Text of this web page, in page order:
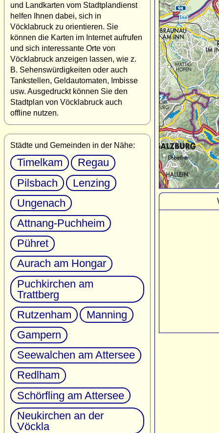
und Landkarten vom Stadtplandienst
helfen Ihnen dabei, sich in
Vöcklabruck zu orientieren. Sie
können die Karten im Internet aufrufen
und sich interessante Orte von
Vöcklabruck anzeigen lassen, wie z.
B. Sehenswürdigkeiten oder auch
Tankstellen, Geldautomaten, Imbisse
usw. Ausgedruckt können Sie den
Stadtplan von Vöcklabruck auch
offline nutzen.
Städte und Gemeinden in der Nähe:
Timelkam
Regau
Pilsbach
Lenzing
Ungenach
Attnang-Puchheim
Pühret
Aurach am Hongar
Puchkirchen am
Trattberg
Rutzenham
Manning
Gampern
Seewalchen am Attersee
Redlham
Schörfling am Attersee
Neukirchen an der
Vöckla